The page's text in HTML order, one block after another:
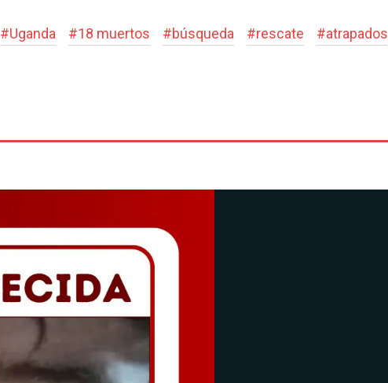
#Uganda #18 muertos #búsqueda #rescate #atrapados